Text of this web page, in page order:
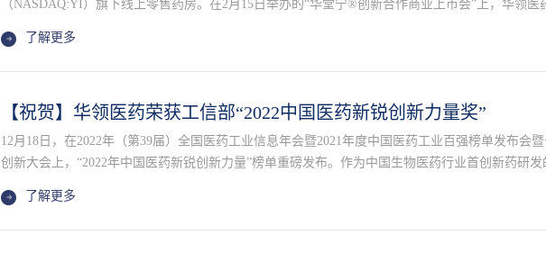
（NASDAQ:YI）旗下线上零售药房。在2月15日举办的“华堂宁®创新合作商业上市会”上，华领医
了解更多
【祝贺】华领医药荣获工信部“2022中国医药新锐创新力量奖”
12月18日，在2022年（第39届）全国医药工业信息年会暨2021年度中国医药工业百强榜单发布会
创新大会上，“2022年中国医药新锐创新力量”榜单重磅发布。作为中国生物医药行业首创新药研
了解更多